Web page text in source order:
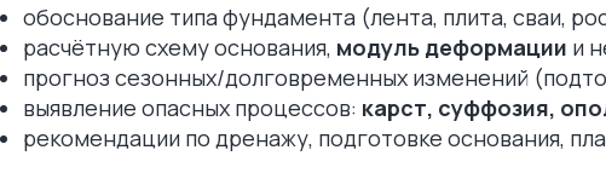
обоснование типа фундамента (лента, плита, сваи,
расчётную схему основания, модуль деформации и
прогноз сезонных/долговременных изменений
выявление опасных процессов: карст, суффозия,
рекомендации по дренажу, подготовке основания,